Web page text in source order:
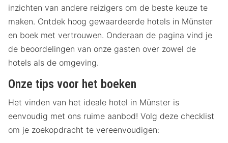
inzichten van andere reizigers om de beste keuze te
maken. Ontdek hoog gewaardeerde hotels in Münster
en boek met vertrouwen. Onderaan de pagina vind je
de beoordelingen van onze gasten over zowel de
hotels als de omgeving.
Onze tips voor het boeken
Het vinden van het ideale hotel in Münster is
eenvoudig met ons ruime aanbod! Volg deze checklist
om je zoekopdracht te vereenvoudigen: